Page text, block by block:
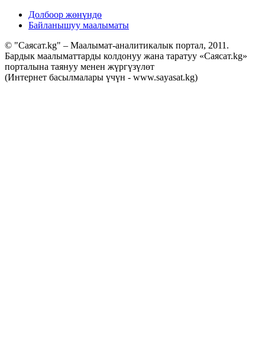
Долбоор жөнүндө
Байланышуу маалыматы
© "Саясат.kg" – Маалымат-аналитикалык портал, 2011.
Бардык маалыматтарды колдонуу жана таратуу «Саясат.kg»
порталына таянуу менен жүргүзүлөт
(Интернет басылмалары үчүн - www.sayasat.kg)